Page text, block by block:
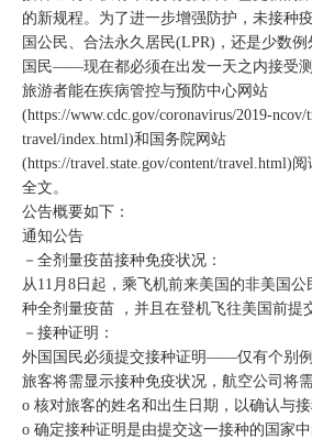
的新规程。为了进一步增强防护，未接
国公民、合法永久居民(LPR)，还是少数
国民——现在都必须在出发一天之内接受测
旅游者能在疾病管控与预防中心网站
(https://www.cdc.gov/coronavirus/2019-ncov/
travel/index.html)和国务院网站
(https://travel.state.gov/content/travel.html)
全文。
公告概要如下：
通知公告
－全剂量疫苗接种免疫状况：
从11月8日起，乘飞机前来美国的非美国
种全剂量疫苗 ，并且在登机飞往美国前提
－接种证明：
外国国民必须提交接种证明——仅有个别
旅客将需显示接种免疫状况，航空公司将需
o 核对旅客的姓名和出生日期，以确认与
o 确定接种证明是由提交这一接种的国家